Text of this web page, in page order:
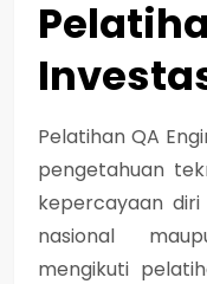
Pelatihan QA
pengetahuan
kepercayaan
nasional
mengikuti